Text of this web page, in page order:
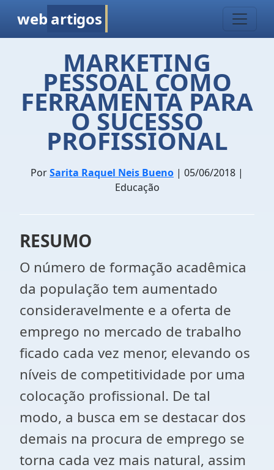
web artigos
MARKETING
PESSOAL COMO
FERRAMENTA PARA
O SUCESSO
PROFISSIONAL
PorSarita Raquel Neis Bueno | 05/06/2018 |
Educação
RESUMO
O número de formação acadêmica
da população tem aumentado
consideravelmente e a oferta de
emprego no mercado de trabalho
ficado cada vez menor, elevando os
níveis de competitividade por uma
colocação profissional. De tal
modo, a busca em se destacar dos
demais na procura de emprego se
torna cada vez mais natural, assim